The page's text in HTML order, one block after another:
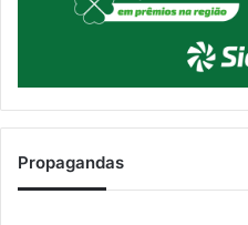
Propagandas